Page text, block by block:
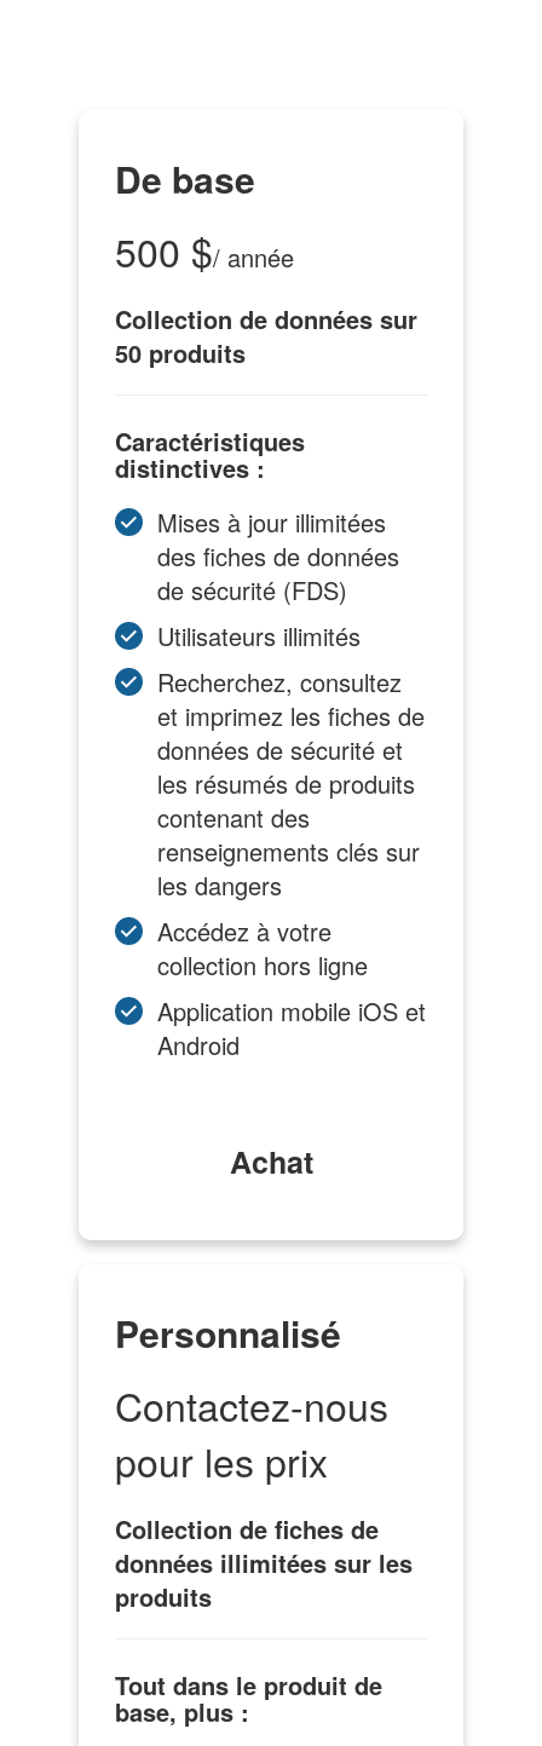
De base
500 $/ année
Collection de données sur
50 produits
Caractéristiques
distinctives :
Mises à jour illimitées
des fiches de données
de sécurité (FDS)
Utilisateurs illimités
Recherchez, consultez
et imprimez les fiches de
données de sécurité et
les résumés de produits
contenant des
renseignements clés sur
les dangers
Accédez à votre
collection hors ligne
Application mobile iOS et
Android
Achat
Personnalisé
Contactez-nous
pour les prix
Collection de fiches de
données illimitées sur les
produits
Tout dans le produit de
base, plus :